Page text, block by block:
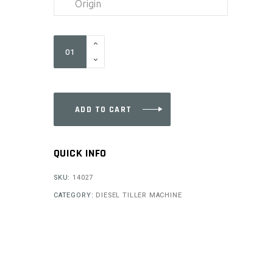
Origin
WPLM132
ADD TO CART
QUICK INFO
SKU: 14027
CATEGORY: DIESEL TILLER MACHINE